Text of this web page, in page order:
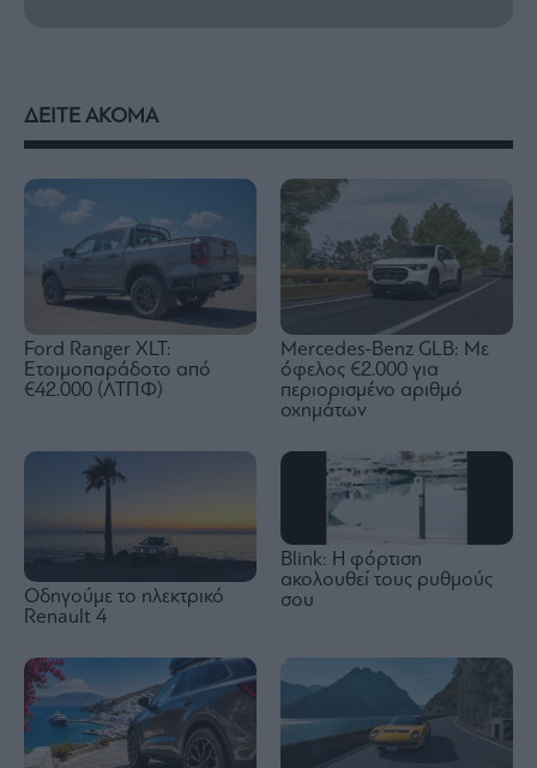
ΔΕΙΤΕ ΑΚΟΜΑ
Ford Ranger XLT:
Ετοιμοπαράδοτο από
€42.000 (ΛΤΠΦ)
Mercedes-Benz GLB: Mε
όφελος €2.000 για
περιορισμένο αριθμό
οχημάτων
Οδηγούμε το ηλεκτρικό
Renault 4
Blink: Η φόρτιση
ακολουθεί τους ρυθμούς
σου